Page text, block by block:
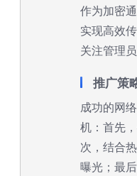
作为加密
实现高效
关注管理
推广策
成功的网
机：首先
次，结合
曝光；最